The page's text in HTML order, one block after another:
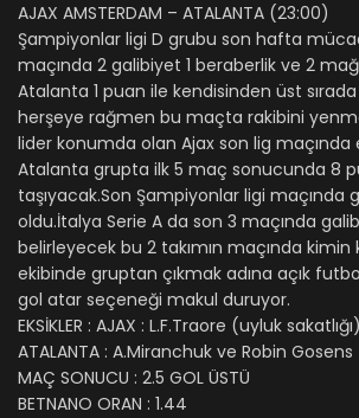
AJAX AMSTERDAM – ATALANTA (23:00)
Şampiyonlar ligi D grubu son hafta
maçında 2 galibiyet 1 beraberlik ve 2
Atalanta 1 puan ile kendisinden üst
herşeye rağmen bu maçta rakibini
lider konumda olan Ajax son lig maçında
Atalanta grupta ilk 5 maç sonucunda 8
taşıyacak.Son Şampiyonlar ligi
oldu.İtalya Serie A da son 3 maçında
belirleyecek bu 2 takımın maçında
ekibinde gruptan çıkmak adına açık
gol atar seçeneği makul duruyor.
EKSİKLER : AJAX : L.F.Traore (uyluk
ATALANTA : A.Miranchuk ve Robin
MAÇ SONUCU : 2.5 GOL ÜSTÜ
BETNANO ORAN : 1.44